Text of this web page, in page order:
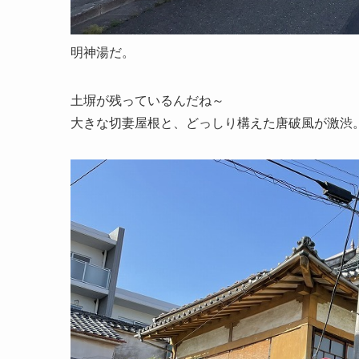
明神湯だ。
土塀が残っているんだね～
大きな切妻屋根と、どっしり構えた唐破風が激渋